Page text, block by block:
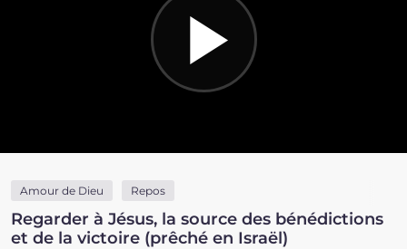
Amour de Dieu Repos
Regarder à Jésus, la source des bénédictions
et de la victoire (prêché en Israël)